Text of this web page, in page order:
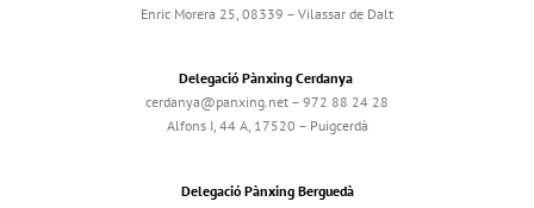
Enric Morera 25, 08339 – Vilassar de Dalt
Delegació Pànxing Cerdanya
cerdanya@panxing.net – 972 88 24 28
Alfons I, 44 A, 17520 – Puigcerdà
Delegació Pànxing Berguedà